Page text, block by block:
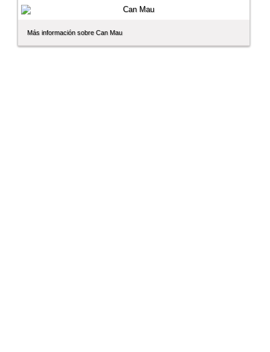
Más información sobre Can Mau